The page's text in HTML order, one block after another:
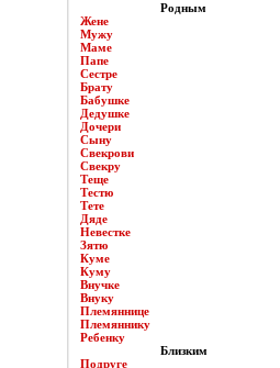
Родным
Жене
Мужу
Маме
Папе
Сестре
Брату
Бабушке
Дедушке
Дочери
Сыну
Свекрови
Свекру
Теще
Тестю
Тете
Дяде
Невестке
Зятю
Куме
Куму
Внучке
Внуку
Племяннице
Племяннику
Ребенку
Близким
Подруге